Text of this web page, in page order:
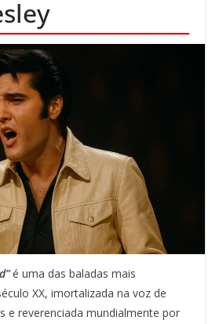
é uma das baladas mais
XX, imortalizada na voz de
e reverenciada mundialmente por